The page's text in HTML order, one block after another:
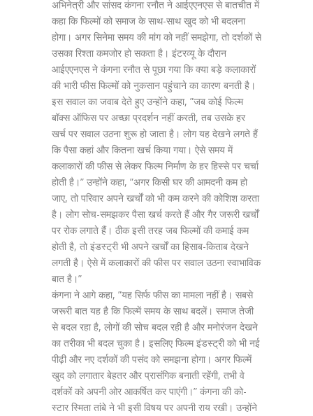
अभिनेत्री और सांसद कंगना रनौत ने आईएएनएस से बातचीत में
कहा कि फिल्मों को समाज के साथ-साथ खुद को भी बदलना
होगा। अगर सिनेमा समय की मांग को नहीं समझेगा, तो दर्शकों से
उसका रिश्ता कमजोर हो सकता है। इंटरव्यू के दौरान
आईएएनएस ने कंगना रनौत से पूछा गया कि क्या बड़े कलाकारों
की भारी फीस फिल्मों को नुकसान पहुंचाने का कारण बनती है।
इस सवाल का जवाब देते हुए उन्होंने कहा, ”जब कोई फिल्म
बॉक्स ऑफिस पर अच्छा प्रदर्शन नहीं करती, तब उसके हर
खर्च पर सवाल उठना शुरू हो जाता है। लोग यह देखने लगते हैं
कि पैसा कहां और कितना खर्च किया गया। ऐसे समय में
कलाकारों की फीस से लेकर फिल्म निर्माण के हर हिस्से पर चर्चा
होती है।” उन्होंने कहा, ”अगर किसी घर की आमदनी कम हो
जाए, तो परिवार अपने खर्चों को भी कम करने की कोशिश करता
है। लोग सोच-समझकर पैसा खर्च करते हैं और गैर जरूरी खर्चों
पर रोक लगाते हैं। ठीक इसी तरह जब फिल्मों की कमाई कम
होती है, तो इंडस्ट्री भी अपने खर्चों का हिसाब-किताब देखने
लगती है। ऐसे में कलाकारों की फीस पर सवाल उठना स्वाभाविक
बात है।”
कंगना ने आगे कहा, ”यह सिर्फ फीस का मामला नहीं है। सबसे
जरूरी बात यह है कि फिल्में समय के साथ बदलें। समाज तेजी
से बदल रहा है, लोगों की सोच बदल रही है और मनोरंजन देखने
का तरीका भी बदल चुका है। इसलिए फिल्म इंडस्ट्री को भी नई
पीढ़ी और नए दर्शकों की पसंद को समझना होगा। अगर फिल्में
खुद को लगातार बेहतर और प्रासंगिक बनाती रहेंगी, तभी वे
दर्शकों को अपनी ओर आकर्षित कर पाएंगी।” कंगना की को-
स्टार स्मिता तांबे ने भी इसी विषय पर अपनी राय रखी। उन्होंने